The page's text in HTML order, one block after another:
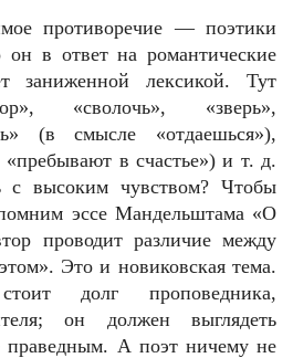
противоречие — поэтики
в ответ на романтические
заниженной лексикой. Тут
«сволочь», «зверь»,
(в смысле «отдаешься»),
«пребывают в счастье») и т. д.
с высоким чувством? Чтобы
эссе Мандельштама «О
проводит различие между
Это и новиковская тема.
долг проповедника,
он должен выглядеть
праведным. А поэт ничему не